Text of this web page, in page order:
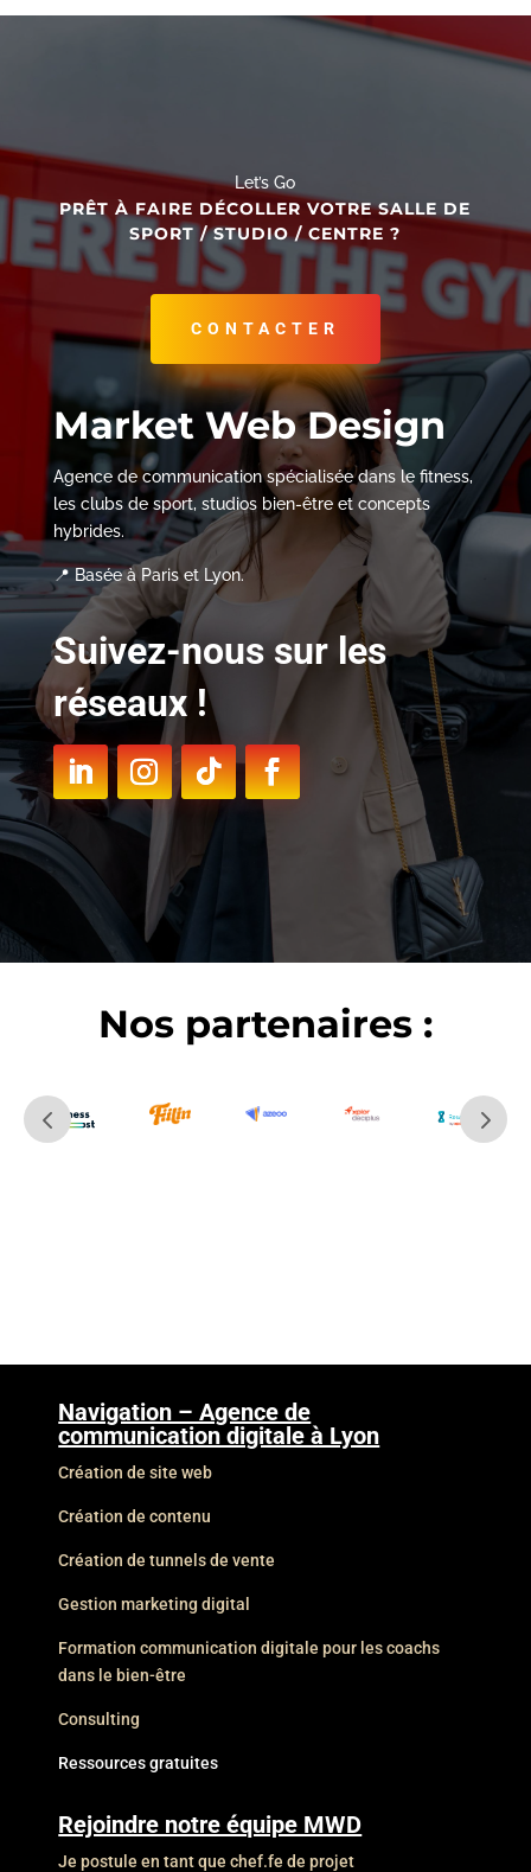
Let’s Go
PRÊT À FAIRE DÉCOLLER VOTRE SALLE DE
SPORT / STUDIO / CENTRE ?
CONTACTER
Market Web Design
Agence de communication spécialisée dans le fitness,
les clubs de sport, studios bien-être et concepts
hybrides.
📍 Basée à Paris et Lyon.
Suivez-nous sur les
réseaux !
Nos partenaires :
Navigation – Agence de
communication digitale à Lyon
Création de site web
Création de contenu
Création de tunnels de vente
Gestion marketing digital
Formation communication digitale pour les coachs
dans le bien-être
Consulting
Ressources gratuites
Rejoindre notre équipe MWD
Je postule en tant que chef.fe de projet